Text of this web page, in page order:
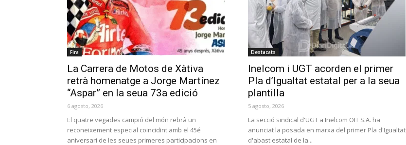
Fira
La Carrera de Motos de Xàtiva
retrà homenatge a Jorge Martínez
“Aspar” en la seua 73a edició
6 agosto, 2026
El quatre vegades campió del món rebrà un
reconeixement especial coincidint amb el 45é
aniversari de les seues primeres participacions en
Destacats
Inelcom i UGT acorden el primer
Pla d’Igualtat estatal per a la seua
plantilla
5 agosto, 2026
La secció sindical d'UGT a Inelcom OIT S.A. ha
anunciat la posada en marxa del primer Pla d'Igualtat
d'abast estatal de la...